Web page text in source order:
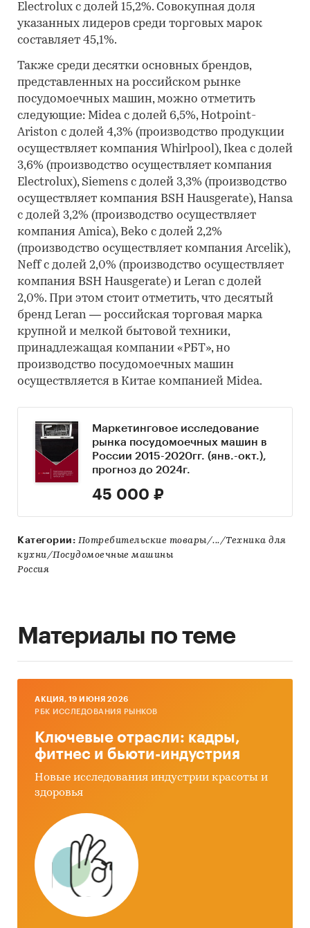
Electrolux с долей 15,2%. Совокупная доля
указанных лидеров среди торговых марок
составляет 45,1%.
Также среди десятки основных брендов,
представленных на российском рынке
посудомоечных машин, можно отметить
следующие: Midea с долей 6,5%, Hotpoint-
Ariston с долей 4,3% (производство продукции
осуществляет компания Whirlpool), Ikea с долей
3,6% (производство осуществляет компания
Electrolux), Siemens с долей 3,3% (производство
осуществляет компания BSH Hausgerate), Hansa
с долей 3,2% (производство осуществляет
компания Amica), Beko с долей 2,2%
(производство осуществляет компания Arcelik),
Neff с долей 2,0% (производство осуществляет
компания BSH Hausgerate) и Leran с долей
2,0%. При этом стоит отметить, что десятый
бренд Leran — российская торговая марка
крупной и мелкой бытовой техники,
принадлежащая компании «РБТ», но
производство посудомоечных машин
осуществляется в Китае компанией Midea.
Маркетинговое исследование
рынка посудомоечных машин в
России 2015-2020гг. (янв.-окт.),
прогноз до 2024г.
45 000 ₽
Категории: Потребительские товары/.../Техника для
кухни/Посудомоечные машины
Россия
Материалы по теме
AКЦИЯ, 19 ИЮНЯ 2026
РБК ИССЛЕДОВАНИЯ РЫНКОВ
Ключевые отрасли: кадры,
фитнес и бьюти-индустрия
Новые исследования индустрии красоты и
здоровья